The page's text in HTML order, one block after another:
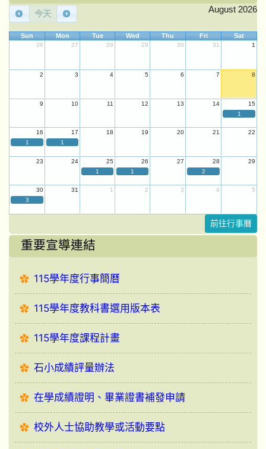
今天 August 2026
Sun Mon Tue Wed Thu Fri Sat
26 27 28 29 30 31 1
2 3 4 5 6 7 8
9 10 11 12 13 14
15
1
16 17 18 19 20 21
22
1
1
23 24 25 26 27 28
29
1
1 2
30 31 1 2 3 4
5
3
前往行事曆
重要宣導連結
115學年度行事簡曆
115學年度教科書選用版本表
115學年度課程計畫
石小成績評量辦法
在學成績證明、畢業證書補發申請
校外人士協助教學或活動要點